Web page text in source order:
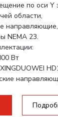
по оси Y
области,
направляющие,
NEMA 23.
Вт